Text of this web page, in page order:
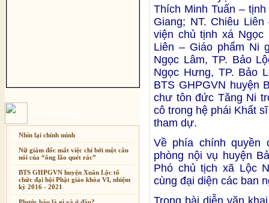
Nhìn lại chính mình
Nữ giám đốc mất việc chỉ bởi một câu
nói của “ông lão quét rác”
BTS GHPGVN huyện Xuân Lộc tổ
chức đại hội Phật giáo khóa VI, nhiệm
kỳ 2016 - 2021
Xuân Thi
Cảm Tác Nỗi Lòng Lưu Dân
Cảm Ơn Cuộc đời
Chúc Mừng Năm Mới 2018
Dòng ĐỜI
Thích Minh Tuấn –
Giang; NT. Chiêu
viện chủ tịnh xá Ngọc
Liên – Giáo phẩm Ni
Ngọc Lâm, TP. Bảo
Ngọc Hưng, TP. Bảo
BTS GHPGVN huyện
chư tôn đức Tăng Ni
cô trong hệ phái Khất
tham dự.
Về phía chính quyền
phòng nội vụ huyện
Phó chủ tịch xã Lộc
cùng đại diện các ban
Trong bài diễn văn